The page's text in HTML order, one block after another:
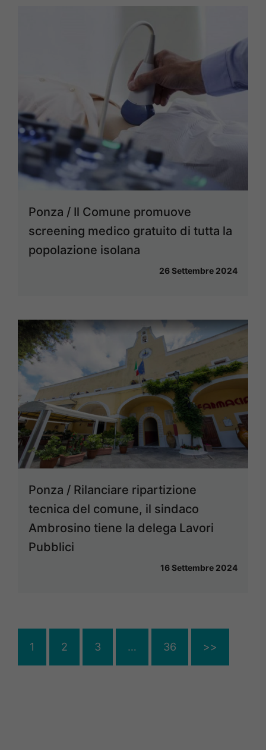
Ponza / Il Comune promuove
screening medico gratuito di tutta la
popolazione isolana
26 Settembre 2024
Ponza / Rilanciare ripartizione
tecnica del comune, il sindaco
Ambrosino tiene la delega Lavori
Pubblici
16 Settembre 2024
1 2 3 … 36 >>